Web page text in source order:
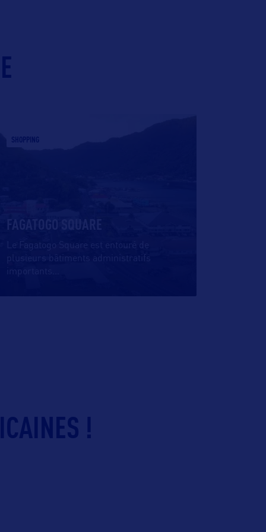
SHOPPING
FAGATOGO SQUARE
Le Fagatogo Square est entouré de
plusieurs bâtiments administratifs
!